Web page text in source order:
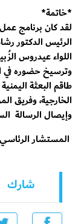
*خاتمة*
لقد كان برنامج
الرئيس الدكتور
اللواء عيدروس
وترسيخ حضوره في
طاقم البعثة
الخارجية، وفريق
وإيصال الرسالة
المستشار
شارك